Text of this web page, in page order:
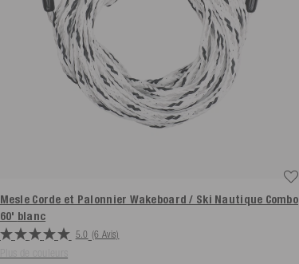
Mesle Corde et Palonnier Wakeboard / Ski Nautique Combo
60' blanc
5.0 (6 Avis)